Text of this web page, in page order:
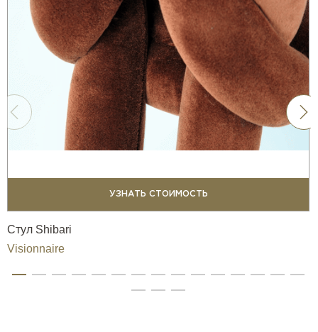
УЗНАТЬ СТОИМОСТЬ
Стул Shibari
Visionnaire